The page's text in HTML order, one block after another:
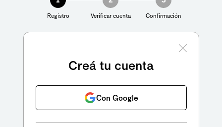
Registro Verificar cuenta Confirmación
Creá tu cuenta
Con Google